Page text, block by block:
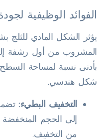
الفوائد الوظيفية
يؤثر الشكل المادي
المشروب من أول رشفة
بأدنى نسبة لمساحة
شكل هندسي.
التخفيف البطيء:
إلى الحجم المنخفضة
من التخفيف.